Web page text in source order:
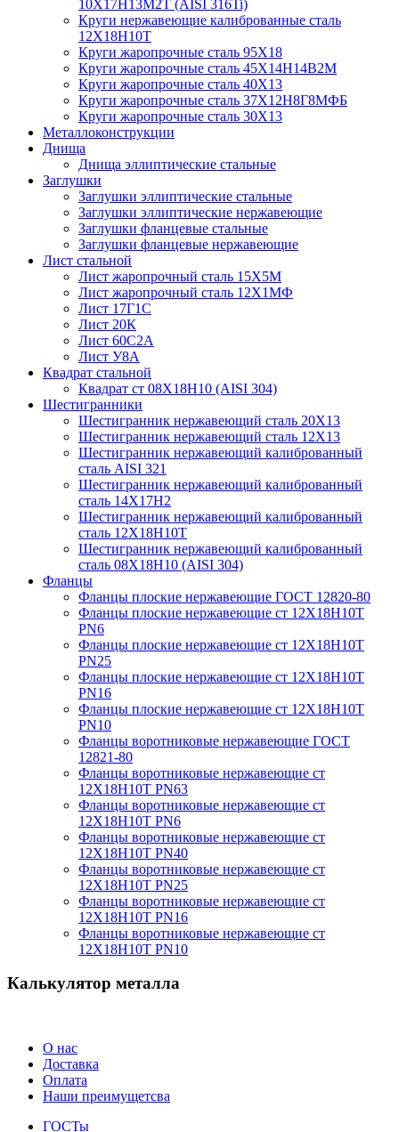
10Х17Н13М2Т (AISI 316Ti)
Круги нержавеющие калиброванные сталь
12Х18Н10Т
Круги жаропрочные сталь 95Х18
Круги жаропрочные сталь 45Х14Н14В2М
Круги жаропрочные сталь 40Х13
Круги жаропрочные сталь 37Х12Н8Г8МФБ
Круги жаропрочные сталь 30Х13
Металлоконструкции
Днища
Днища эллиптические стальные
Заглушки
Заглушки эллиптические стальные
Заглушки эллиптические нержавеющие
Заглушки фланцевые стальные
Заглушки фланцевые нержавеющие
Лист стальной
Лист жаропрочный сталь 15Х5М
Лист жаропрочный сталь 12Х1МФ
Лист 17Г1С
Лист 20К
Лист 60С2А
Лист У8А
Квадрат стальной
Квадрат ст 08Х18Н10 (AISI 304)
Шестигранники
Шестигранник нержавеющий сталь 20Х13
Шестигранник нержавеющий сталь 12Х13
Шестигранник нержавеющий калиброванный
сталь AISI 321
Шестигранник нержавеющий калиброванный
сталь 14Х17Н2
Шестигранник нержавеющий калиброванный
сталь 12Х18Н10Т
Шестигранник нержавеющий калиброванный
сталь 08Х18Н10 (AISI 304)
Фланцы
Фланцы плоские нержавеющие ГОСТ 12820-80
Фланцы плоские нержавеющие ст 12Х18Н10Т
PN6
Фланцы плоские нержавеющие ст 12Х18Н10Т
PN25
Фланцы плоские нержавеющие ст 12Х18Н10Т
PN16
Фланцы плоские нержавеющие ст 12Х18Н10Т
PN10
Фланцы воротниковые нержавеющие ГОСТ
12821-80
Фланцы воротниковые нержавеющие ст
12Х18Н10Т PN63
Фланцы воротниковые нержавеющие ст
12Х18Н10Т PN6
Фланцы воротниковые нержавеющие ст
12Х18Н10Т PN40
Фланцы воротниковые нержавеющие ст
12Х18Н10Т PN25
Фланцы воротниковые нержавеющие ст
12Х18Н10Т PN16
Фланцы воротниковые нержавеющие ст
12Х18Н10Т PN10
Калькулятор металла
О нас
Доставка
Оплата
Наши преимущетсва
ГОСТы